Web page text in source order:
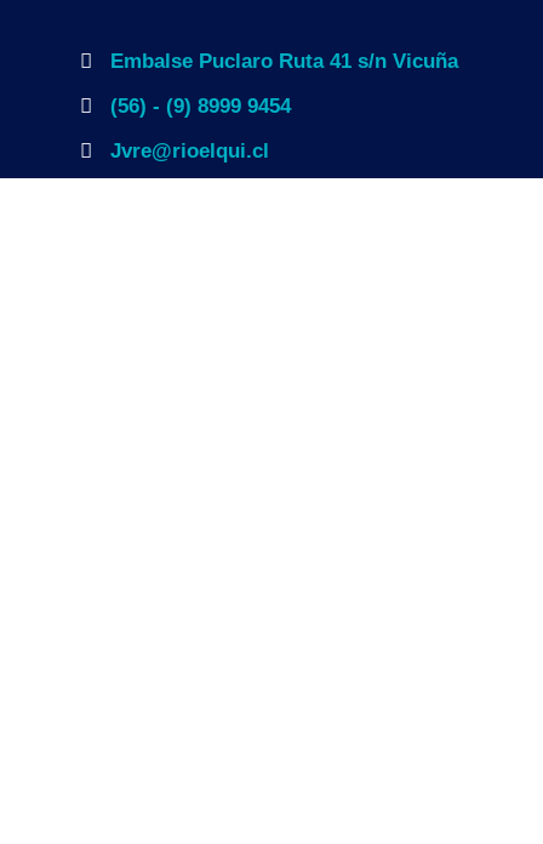
Embalse Puclaro Ruta 41 s/n Vicuña
(56) - (9) 8999 9454
Jvre@rioelqui.cl